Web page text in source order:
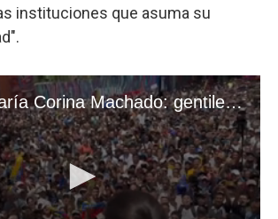
instituciones que asuma su